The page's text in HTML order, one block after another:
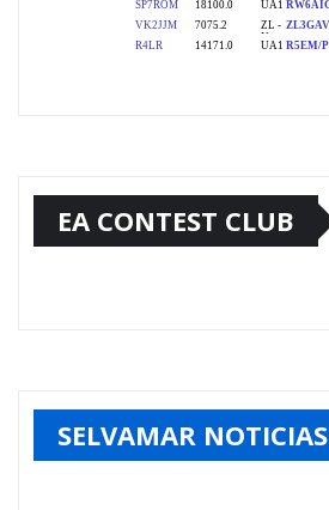
EA CONTEST CLUB
SELVAMAR NOTICIAS